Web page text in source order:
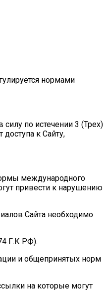
нормами
по истечении 3 (Трех)
к Сайту,
международного
привести к нарушению
Сайта необходимо
Г.К РФ).
и общепринятых норм
на которые могут